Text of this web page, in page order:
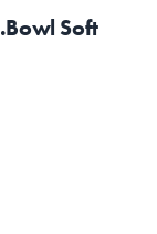
Soft